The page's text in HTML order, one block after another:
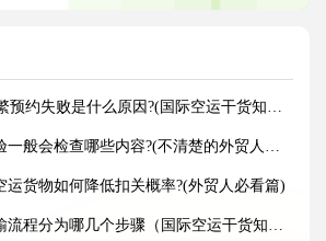
约失败是什么原因?(国际空运干货知识分享)
般会检查哪些内容?(不清楚的外贸人看过来)
运货物如何降低扣关概率?(外贸人必看篇)
分为哪几个步骤（国际空运干货知识分享）